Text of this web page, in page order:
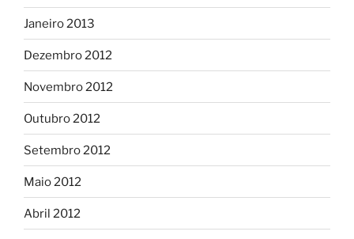
Janeiro 2013
Dezembro 2012
Novembro 2012
Outubro 2012
Setembro 2012
Maio 2012
Abril 2012